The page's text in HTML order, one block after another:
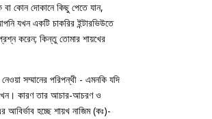
কোন দোকানে কিছু পেতে যান,
যখন একটি চাকরির ইন্টারভিউতে
করেন; কিন্তু তোমার শায়খের
সম্মানের পরিপন্থী - এমনকি যদি
কারণ তার আচার-আচরণ ও
আবির্ভাব হচ্ছে শায়খ নাজিম (কঃ)-